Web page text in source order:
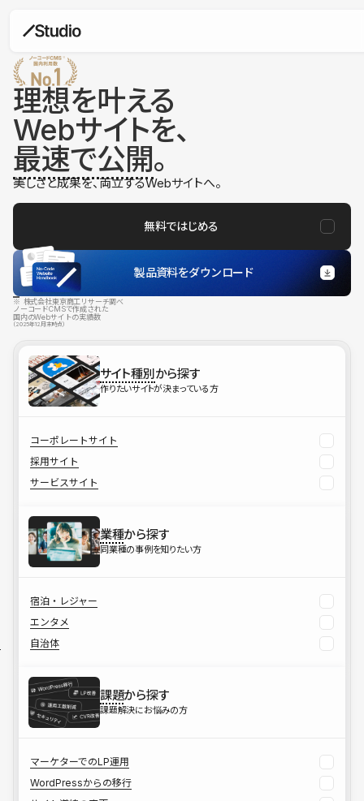
理想を叶える
Webサイトを、
最速で公開。
美しさと成果を、両立するWebサイトへ。
無料ではじめる
製品資料をダウンロード
※ 株式会社東京商工リサーチ調べ
ノーコードCMSで作成された
国内のWebサイトの実績数
（2025年12月末時点）
サイト種別から探す
作りたいサイトが決まっている方
コーポレートサイト
採用サイト
サービスサイト
業種から探す
同業種の事例を知りたい方
宿泊・レジャー
エンタメ
自治体
課題から探す
課題解決にお悩みの方
マーケターでのLP運用
WordPressからの移行